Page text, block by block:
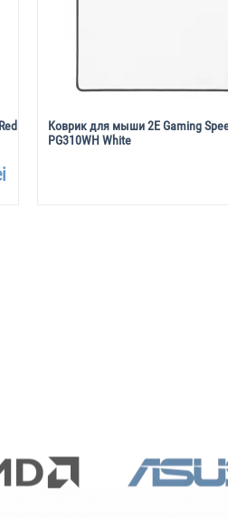
Коврик для мыши 2E Gaming
PG310WH White